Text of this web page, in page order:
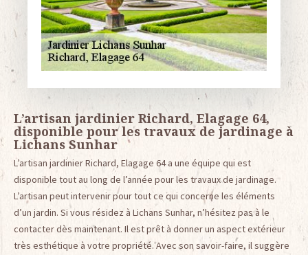
L’artisan jardinier Richard, Elagage 64,
disponible pour les travaux de jardinage à
Lichans Sunhar
L’artisan jardinier Richard, Elagage 64 a une équipe qui est
disponible tout au long de l’année pour les travaux de jardinage.
L’artisan peut intervenir pour tout ce qui concerne les éléments
d’un jardin. Si vous résidez à Lichans Sunhar, n’hésitez pas à le
contacter dès maintenant. Il est prêt à donner un aspect extérieur
très esthétique à votre propriété. Avec son savoir-faire, il suggère